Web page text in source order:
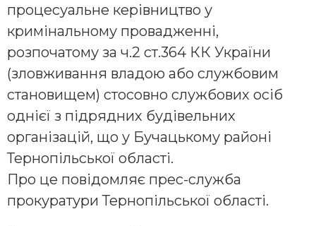
процесуальне керівництво у
кримінальному провадженні,
розпочатому за ч.2 ст.364 КК України
(зловживання владою або службовим
становищем) стосовно службових осіб
однієї з підрядних будівельних
організацій, що у Бучацькому районі
Тернопільської області.
Про це повідомляє прес-служба
прокуратури Тернопільської області.